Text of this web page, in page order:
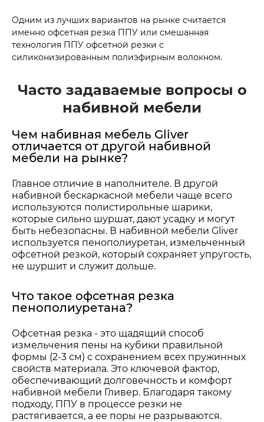
Одним из лучших вариантов на рынке считается
именно офсетная резка ППУ или смешанная
технология ППУ офсетной резки с
силиконизированным полиэфирным волокном.
Часто задаваемые вопросы о
набивной мебели
Чем набивная мебель Gliver
отличается от другой набивной
мебели на рынке?
Главное отличие в наполнителе. В другой
набивной бескаркасной мебели чаще всего
используются полистирольные шарики,
которые сильно шуршат, дают усадку и могут
быть небезопасны. В набивной мебели Gliver
используется пенополиуретан, измельченный
офсетной резкой, который сохраняет упругость,
не шуршит и служит дольше.
Что такое офсетная резка
пенополиуретана?
Офсетная резка - это щадящий способ
измельчения пены на кубики правильной
формы (2-3 см) с сохранением всех пружинных
свойств материала. Это ключевой фактор,
обеспечивающий долговечность и комфорт
набивной мебели Гливер. Благодаря такому
подходу, ППУ в процессе резки не
растягивается, а ее поры не разрываются.